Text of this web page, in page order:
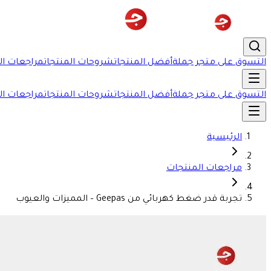
التسوق على متجر جملةأفضل المنتجاتشروحات المنتجاتمراجعات
التسوق على متجر جملةأفضل المنتجاتشروحات المنتجاتمراجعات
الرئيسية
مراجعات المنتجات
تجربة قدر ضغط كهربائي من Geepas – المميزات والعيوب